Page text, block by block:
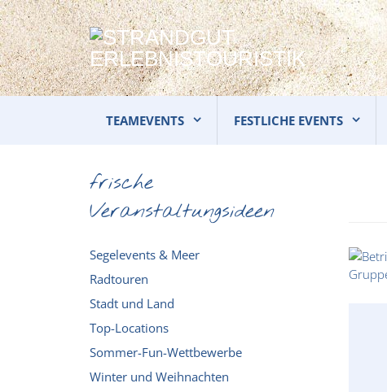
TEAMEVENTS FESTLICHE EVENTS
frische
Veranstaltungsideen
Segelevents & Meer
Radtouren
Stadt und Land
Top-Locations
Sommer-Fun-Wettbewerbe
Winter und Weihnachten